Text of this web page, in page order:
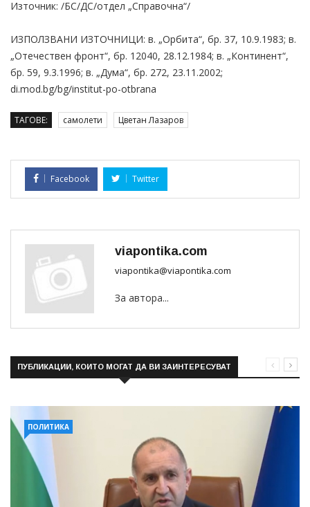
Източник: /БС/ДС/отдел „Справочна“/
ИЗПОЛЗВАНИ ИЗТОЧНИЦИ: в. „Орбита“, бр. 37, 10.9.1983; в.
„Отечествен фронт“, бр. 12040, 28.12.1984; в. „Континент“,
бр. 59, 9.3.1996; в. „Дума“, бр. 272, 23.11.2002;
di.mod.bg/bg/institut-po-otbrana
ТАГОВЕ: самолети Цветан Лазаров
Facebook Twitter
viapontika.com
viapontika@viapontika.com
За автора...
ПУБЛИКАЦИИ, КОИТО МОГАТ ДА ВИ ЗАИНТЕРЕСУВАТ
ПОЛИТИКА